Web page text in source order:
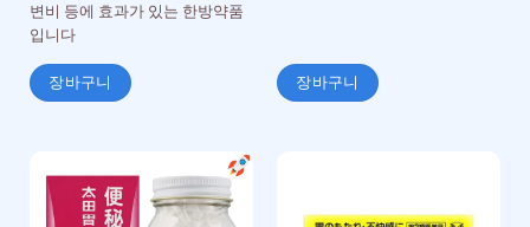
변비 등에 효과가 있는 한방약품
입니다
장바구니 장바구니